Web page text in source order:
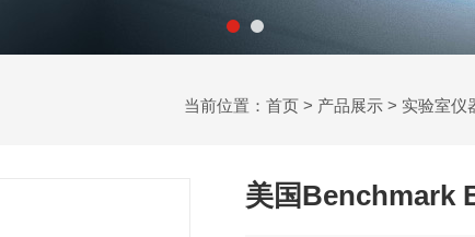
当前位置： 首页 > 产品展示 > 实验室仪
美国Benchmark